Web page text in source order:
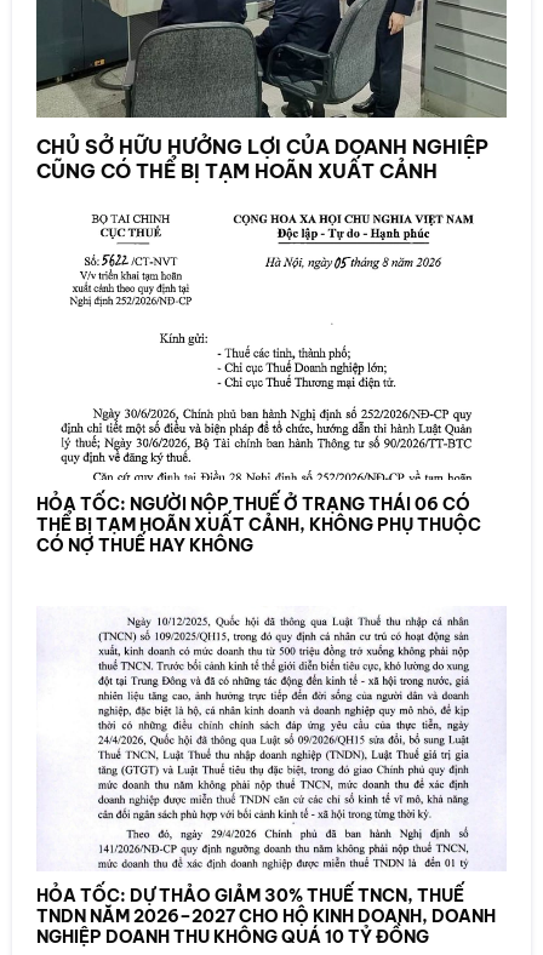
CHỦ SỞ HỮU HƯỞNG LỢI CỦA DOANH NGHIỆP
CŨNG CÓ THỂ BỊ TẠM HOÃN XUẤT CẢNH
HỎA TỐC: NGƯỜI NỘP THUẾ Ở TRẠNG THÁI 06 CÓ
THỂ BỊ TẠM HOÃN XUẤT CẢNH, KHÔNG PHỤ THUỘC
CÓ NỢ THUẾ HAY KHÔNG
HỎA TỐC: DỰ THẢO GIẢM 30% THUẾ TNCN, THUẾ
TNDN NĂM 2026–2027 CHO HỘ KINH DOANH, DOANH
NGHIỆP DOANH THU KHÔNG QUÁ 10 TỶ ĐỒNG